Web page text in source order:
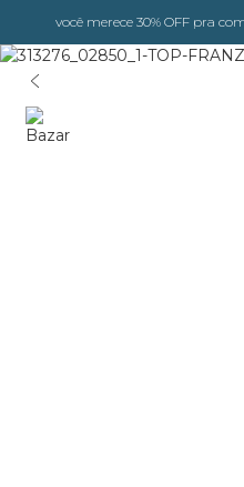
você merece 30% OFF pra